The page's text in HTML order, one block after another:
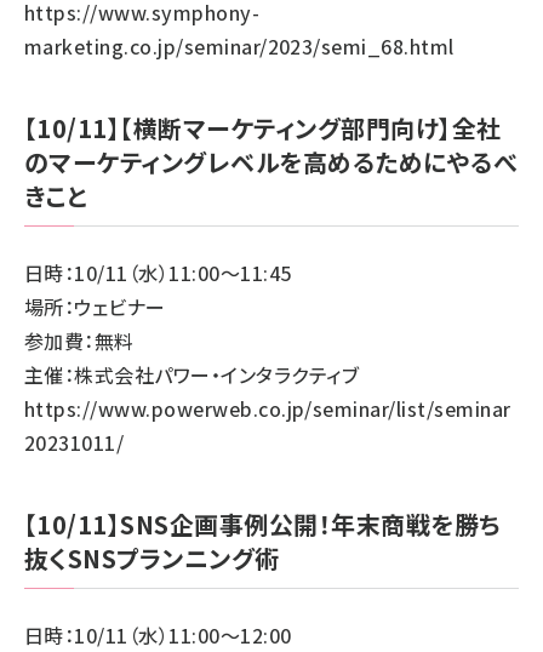
https://www.symphony-
marketing.co.jp/seminar/2023/semi_68.html
【10/11】【横断マーケティング部門向け】全社
のマーケティングレベルを高めるためにやるべ
きこと
日時：10/11（水）11:00～11:45
場所：ウェビナー
参加費：無料
主催：株式会社パワー・インタラクティブ
https://www.powerweb.co.jp/seminar/list/seminar
20231011/
【10/11】SNS企画事例公開！年末商戦を勝ち
抜くSNSプランニング術
日時：10/11（水）11:00～12:00